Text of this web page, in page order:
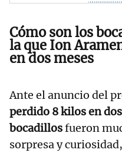
Cómo son los
la que Ion
en dos meses
Ante el anuncio del
perdido 8 kilos en
bocadillosfueron
sorpresa y